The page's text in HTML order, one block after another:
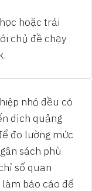
hoặc trái
chủ đề chạy
nhỏ đều có
dịch quảng
đo lường mức
sách phù
số quan
báo cáo để